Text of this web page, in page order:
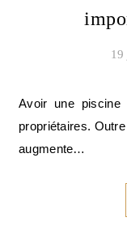
19
Avoir une piscine privative est le souhait de nombreux
propriétaires.
augmente…